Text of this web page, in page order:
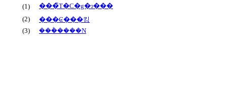
(1)
���̃T�C�g�ɂ���
(2)
���₢���킹
(3)
���݃����N